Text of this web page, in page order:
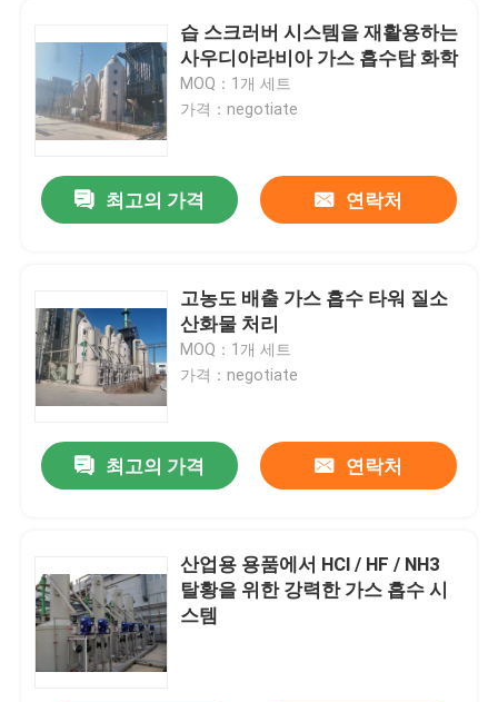
습 스크러버 시스템을 재활용하는
사우디아라비아 가스 흡수탑 화학
MOQ：1개 세트
가격：negotiate
최고의 가격 연락처
고농도 배출 가스 흡수 타워 질소
산화물 처리
MOQ：1개 세트
가격：negotiate
최고의 가격 연락처
산업용 용품에서 HCl / HF / NH3
탈황을 위한 강력한 가스 흡수 시
스템